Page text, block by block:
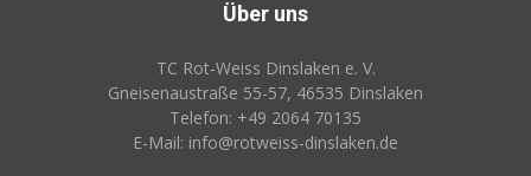
Über uns
TC Rot‑Weiss Dinslaken e. V.
Gneisenaustraße 55-57, 46535 Dinslaken
Telefon: +49 2064 70135
E-Mail: info@rotweiss‑dinslaken.de